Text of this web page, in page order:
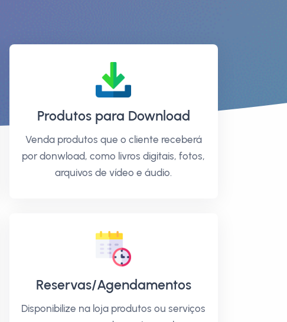
Produtos para Download
Venda produtos que o cliente receberá
por donwload, como livros digitais, fotos,
arquivos de vídeo e áudio.
Reservas/Agendamentos
Disponibilize na loja produtos ou serviços